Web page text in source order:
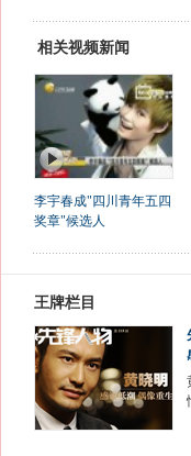
相关视频新闻
李宇春成"四川青年五四
奖章"候选人
王牌栏目